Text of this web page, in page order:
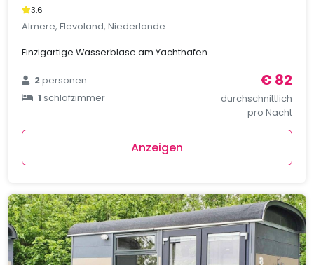
3,6
Almere, Flevoland, Niederlande
Einzigartige Wasserblase am Yachthafen
2personen
1schlafzimmer
€ 82
durchschnittlich
pro Nacht
Anzeigen